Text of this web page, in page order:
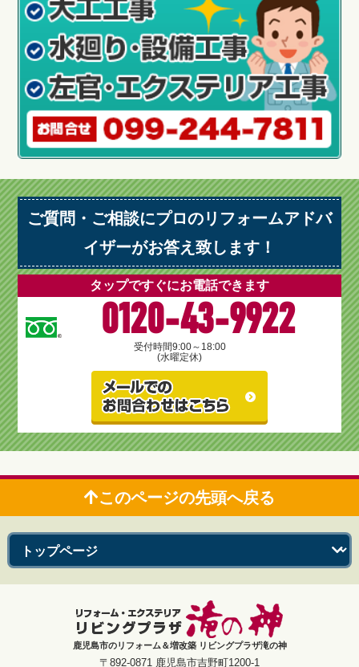
ご質問・ご相談にプロのリフォームアドバ
イザーがお答え致します！
タップですぐにお電話できます
0120-43-9922
受付時間9:00～18:00
(水曜定休)
このページの先頭へ戻る
鹿児島市のリフォーム＆増改築 リビングプラザ滝の神
〒892-0871 鹿児島市吉野町1200-1